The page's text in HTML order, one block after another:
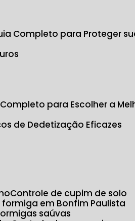
Completo para Proteger
para Escolher a
de Dedetização Eficazes
Controle de cupim de solo
formiga em Bonfim Paulista
saúvas